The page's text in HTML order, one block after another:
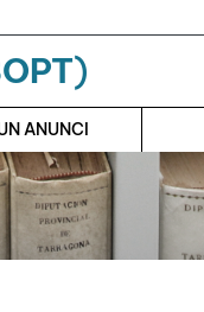
)
ANUNCI